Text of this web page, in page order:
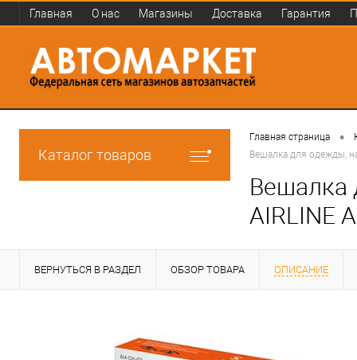
Главная О нас Магазины Доставка Гарантия
Каталог товаров
Главная страница •
Вешалка для одежды,
Вешалка
AIRLINE
ВЕРНУТЬСЯ В РАЗДЕЛ ОБЗОР ТОВАРА ОПИСАНИЕ